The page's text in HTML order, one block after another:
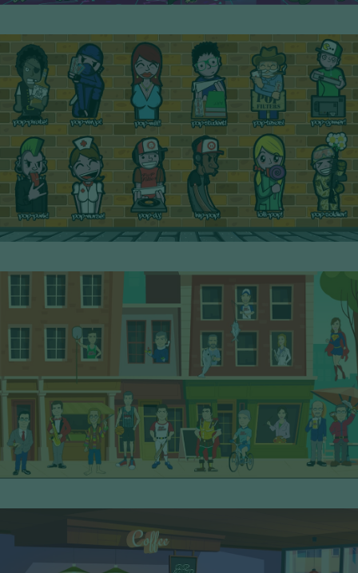
4° Serie - PoP Filters
SCOPRI I PERSONAGGI
5° Serie - PoP Filters
SCOPRI I PERSONAGGI
6° Serie - PoP Filters